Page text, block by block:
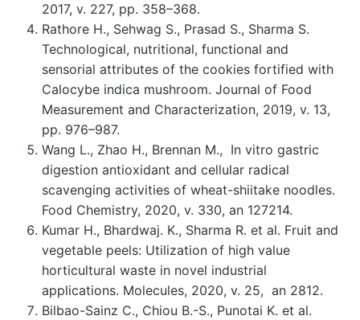
2017, v. 227, pp. 358–368.
Rathore H., Sehwag S., Prasad S., Sharma S.
Technological, nutritional, functional and
sensorial attributes of the cookies fortified with
Calocybe indica mushroom. Journal of Food
Measurement and Characterization, 2019, v. 13,
pp. 976–987.
Wang L., Zhao H., Brennan M., In vitro gastric
digestion antioxidant and cellular radical
scavenging activities of wheat-shiitake noodles.
Food Chemistry, 2020, v. 330, an 127214.
Kumar H., Bhardwaj. K., Sharma R. et al. Fruit and
vegetable peels: Utilization of high value
horticultural waste in novel industrial
applications. Molecules, 2020, v. 25, an 2812.
Bilbao-Sainz C., Chiou B.-S., Punotai K. et al.